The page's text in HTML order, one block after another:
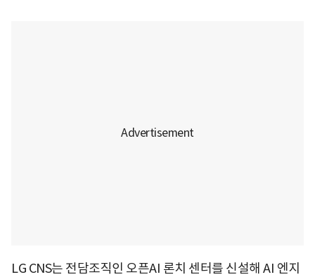
LG CNS는 전담조직인 오픈AI 론치 센터를 신설해 AI 엔지